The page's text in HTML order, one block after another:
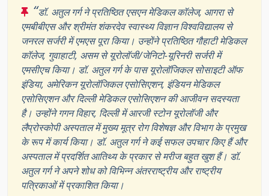
“डॉ. अतुल गर्ग ने प्रतिष्ठित एसएन मेडिकल कॉलेज, आगरा से
एमबीबीएस और श्रीमंत शंकरदेव स्वास्थ्य विज्ञान विश्वविद्यालय से
जनरल सर्जरी में एमएस पूरा किया। उन्होंने प्रतिष्ठित गौहाटी मेडिकल
कॉलेज, गुवाहाटी, असम से यूरोलॉजी/जेनिटो-यूरिनरी सर्जरी में
एमसीएच किया। डॉ. अतुल गर्ग के पास यूरोलॉजिकल सोसाइटी ऑफ
इंडिया, अमेरिकन यूरोलॉजिकल एसोसिएशन, इंडियन मेडिकल
एसोसिएशन और दिल्ली मेडिकल एसोसिएशन की आजीवन सदस्यता
है। उन्होंने गगन विहार, दिल्ली में आरजी स्टोन यूरोलॉजी और
लैप्रोस्कोपी अस्पताल में मुख्य मूत्र रोग विशेषज्ञ और विभाग के प्रमुख
के रूप में कार्य किया। डॉ. अतुल गर्ग ने कई सफल उपचार किए हैं और
अस्पताल में प्रदर्शित आतिथ्य के प्रकार से मरीज बहुत खुश हैं। डॉ.
अतुल गर्ग ने अपने शोध को विभिन्न अंतरराष्ट्रीय और राष्ट्रीय
पत्रिकाओं में प्रकाशित किया।